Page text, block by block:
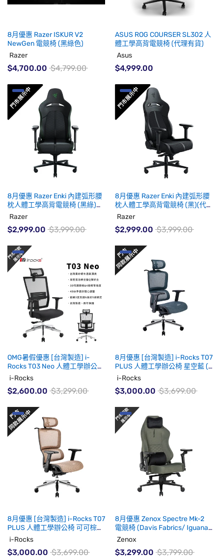
8月優惠 Razer ISKUR V2
NewGen 電競椅 (黑綠色)
Razer
$4,700.00 $4,799.00
ASUS ROG COURSER SL302 人
體工學高背電競椅 (代理有貨)
Asus
$4,999.00
8月優惠 Razer Enki 內建弧形腰
枕人體工學高背電競椅 (黑綠)
(未有貨期)
Razer
$2,999.00 $3,999.00
8月優惠 Razer Enki 內建弧形腰
枕人體工學高背電競椅 (黑)(代
理有貨)
Razer
$2,999.00 $3,999.00
OMG暑假優惠 [台灣製造] i-
Rocks T03 Neo 人體工學辦公網
椅 泡棉坐墊款 / 黑色 (代理有貨)
i-Rocks
$2,600.00 $3,299.00
8月優惠 [台灣製造] i-Rocks T07
PLUS 人體工學辦公椅 星空藍 (8
月中至尾到貨)
i-Rocks
$3,000.00 $3,699.00
8月優惠 [台灣製造] i-Rocks T07
PLUS 人體工學辦公椅 可可棕
(代理有貨)
i-Rocks
$3,000.00 $3,699.00
8月優惠 Zenox Spectre Mk-2
電競椅 (Davis Fabrics/ Iguana
Green)(代理有貨)
Zenox
$3,299.00 $3,799.00